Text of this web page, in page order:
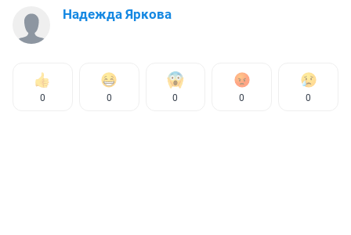
Надежда Яркова
0 0 0 0 0